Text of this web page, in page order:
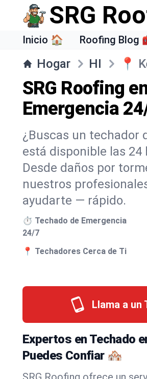
SRG
Inicio 🏠 Roofing Blog
Hogar HI 📍
SRG Roofing
Emergencia
¿Buscas un techador
está disponible las 24
Desde daños por
nuestros
ayudarte — rápido.
⏱️ Techado de Emergencia
24/7
📍 Techadores Cerca de Ti
Llama a un
Expertos en Techado
Puedes Confiar 🏘️